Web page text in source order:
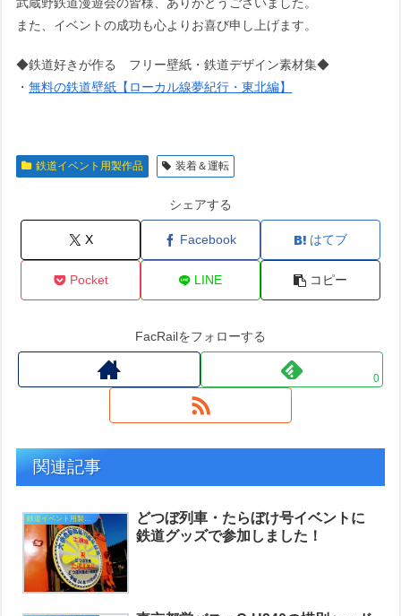
また、イベントの成功も心よりお喜び申し上げます。
◆鉄道好きが作る フリー壁紙・鉄道デザイン素材集◆
・無料の鉄道壁紙【ローカル線夢紀行・東北編】
鉄道イベント用製作品 装着＆運転
シェアする
X Facebook はてブ
Pocket LINE コピー
FacRailをフォローする
0
関連記事
鉄道イベント用製作品
どつぼ列車・たらぼけ号イベントに
鉄道グッズで参加しました！